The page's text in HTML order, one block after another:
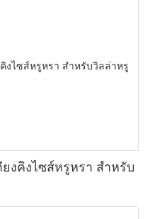
งคิงไซส์หรูหรา สำหรับ